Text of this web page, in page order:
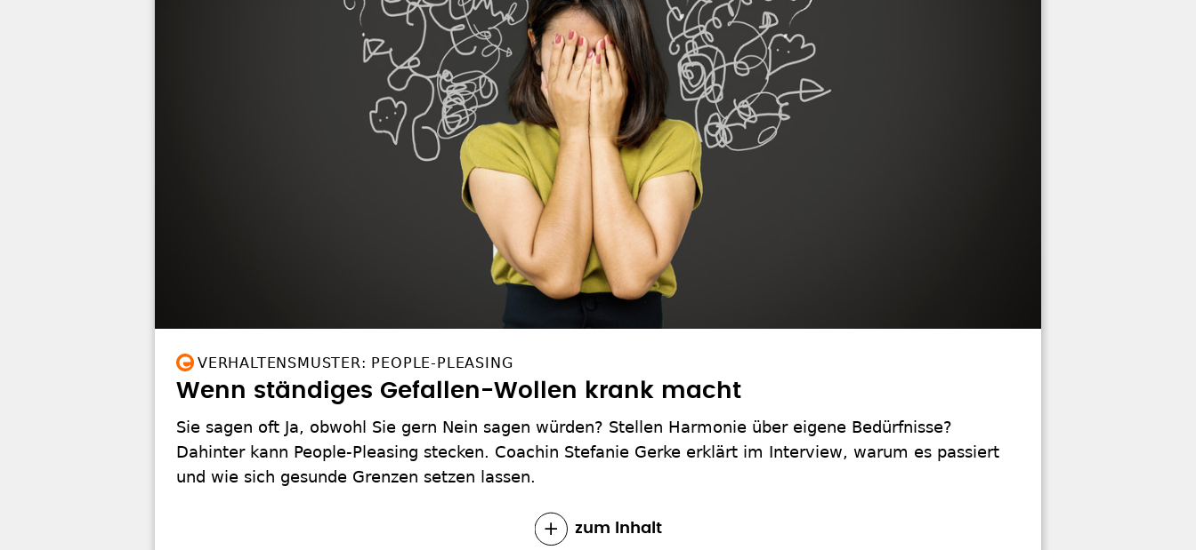
VERHALTENSMUSTER: PEOPLE-PLEASING
Wenn ständiges Gefallen-Wollen krank macht
Sie sagen oft Ja, obwohl Sie gern Nein sagen würden? Stellen Harmonie über eigene Bedürfnisse?
Dahinter kann People-Pleasing stecken. Coachin Stefanie Gerke erklärt im Interview, warum es passiert
und wie sich gesunde Grenzen setzen lassen.
zum Inhalt